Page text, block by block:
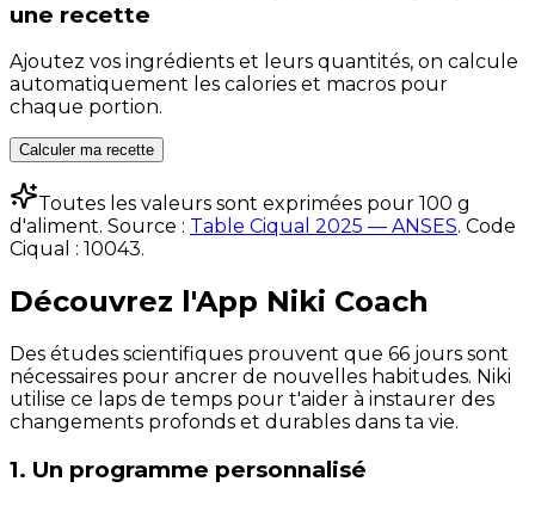
une recette
Ajoutez vos ingrédients et leurs quantités, on calcule
automatiquement les calories et macros pour
chaque portion.
Calculer ma recette
Toutes les valeurs sont exprimées pour 100 g
d'aliment. Source : Table Ciqual 2025 — ANSES. Code
Ciqual : 10043.
Découvrez l'App Niki Coach
Des études scientifiques prouvent que 66 jours sont
nécessaires pour ancrer de nouvelles habitudes. Niki
utilise ce laps de temps pour t'aider à instaurer des
changements profonds et durables dans ta vie.
1. Un programme personnalisé